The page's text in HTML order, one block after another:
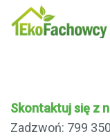
PORÓWNAJ
OKOLICY
Skontaktuj się z
Zadzwoń: 799